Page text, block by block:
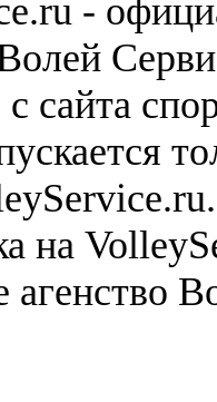
-
сайта
на
агенство